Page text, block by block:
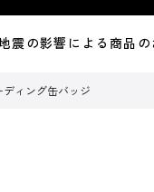
の影響による商品の
ィング缶バッジ